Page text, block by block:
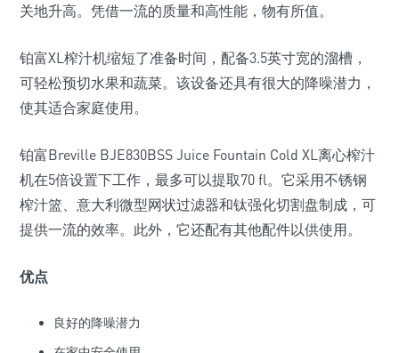
关地升高。凭借一流的质量和高性能，物有所值。
铂富XL榨汁机缩短了准备时间，配备3.5英寸宽的溜槽，
可轻松预切水果和蔬菜。该设备还具有很大的降噪潜力，
使其适合家庭使用。
铂富Breville BJE830BSS Juice Fountain Cold XL离心榨汁
机在5倍设置下工作，最多可以提取70 fl。它采用不锈钢
榨汁篮、意大利微型网状过滤器和钛强化切割盘制成，可
提供一流的效率。此外，它还配有其他配件以供使用。
优点
良好的降噪潜力